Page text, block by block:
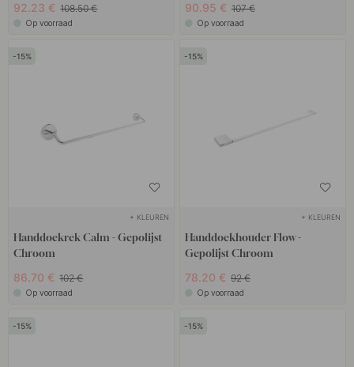
92.23 € 108.50 €
Op voorraad
90.95 € 107 €
Op voorraad
15
+ KLEUREN
Handdoekrek Calm - Gepolijst
Chroom
86.70 € 102 €
Op voorraad
15
+ KLEUREN
Handdoekhouder Flow -
Gepolijst Chroom
78.20 € 92 €
Op voorraad
15 15